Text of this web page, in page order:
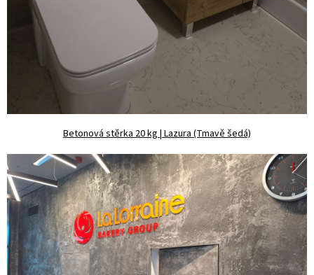
Betonová stěrka 20 kg | Lazura (Tmavě šedá)